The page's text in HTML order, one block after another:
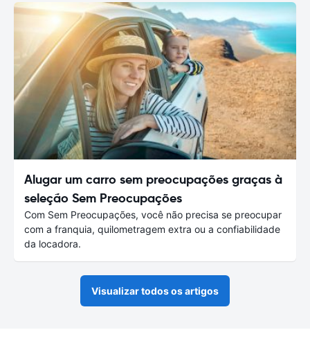
Alugar um carro sem preocupações graças à
seleção Sem Preocupações
Com Sem Preocupações, você não precisa se preocupar
com a franquia, quilometragem extra ou a confiabilidade
da locadora.
Visualizar todos os artigos